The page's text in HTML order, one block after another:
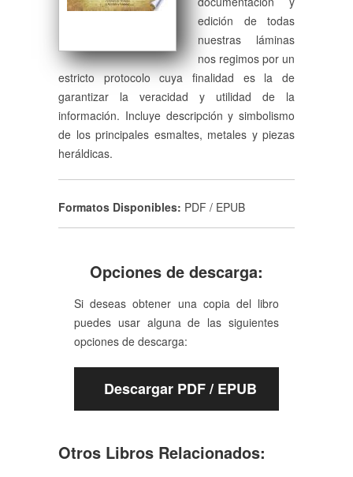
edición de todas
nuestras láminas
nos regimos por un
estricto protocolo cuya finalidad es la de
garantizar la veracidad y utilidad de la
información. Incluye descripción y simbolismo
de los principales esmaltes, metales y piezas
heráldicas.
Formatos Disponibles: PDF / EPUB
Opciones de descarga:
Si deseas obtener una copia del libro
puedes usar alguna de las siguientes
opciones de descarga:
Descargar PDF / EPUB
Otros Libros Relacionados: